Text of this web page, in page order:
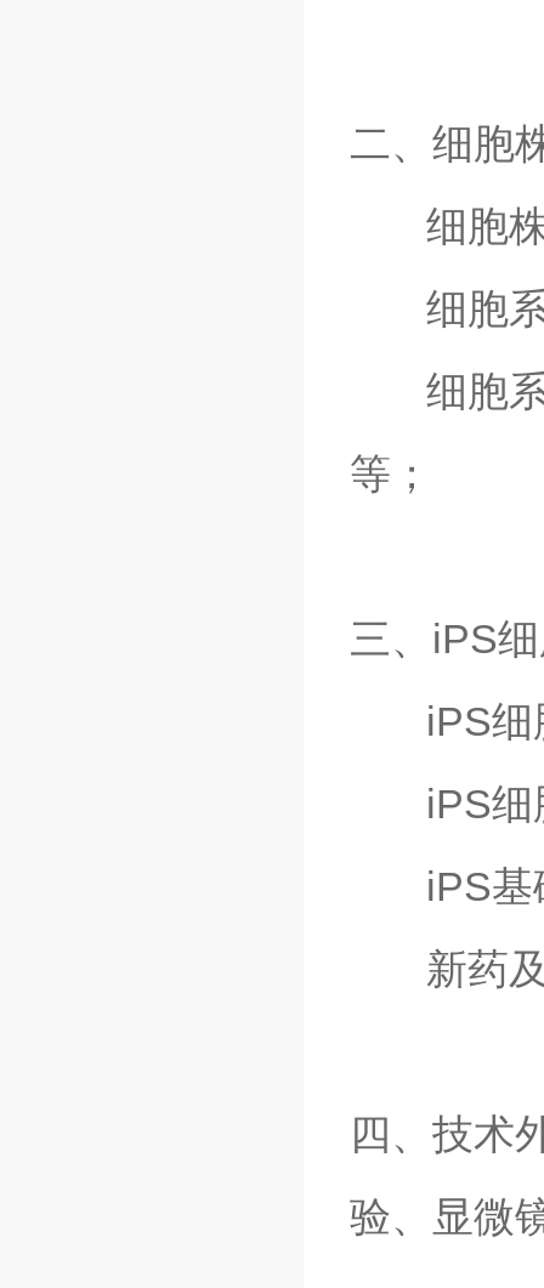
二、细胞
细胞株/
细胞系
细胞系
等；
三、iPS
iPS细胞
iPS细
iPS基
新药及
四、技术
验、显微